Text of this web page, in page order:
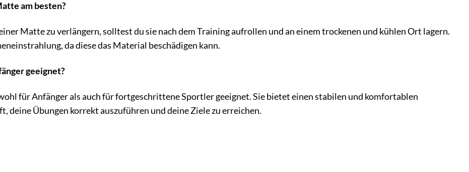
am besten?
Matte zu verlängern, solltest du sie nach dem Training aufrollen und an einem trockenen und kühlen Ort lagern.
da diese das Material beschädigen kann.
geeignet?
für Anfänger als auch für fortgeschrittene Sportler geeignet. Sie bietet einen stabilen und komfortablen
deine Übungen korrekt auszuführen und deine Ziele zu erreichen.